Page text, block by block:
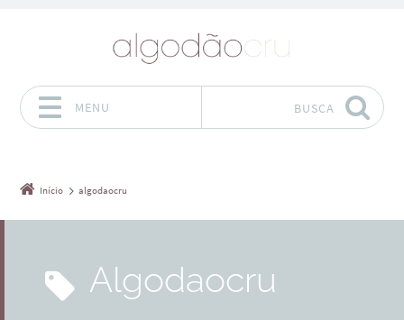
MENU BUSCA
Início algodaocru
algodaocru